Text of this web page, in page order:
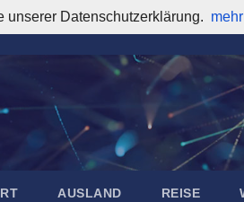
AUSLAND REISE
unserer Datenschutzerklärung.